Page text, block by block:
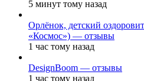
5 минут тому назад
Орлёнок, детский
«Космос») — отзывы
1 час тому назад
DesignBoom — отзывы
1 час тому назад